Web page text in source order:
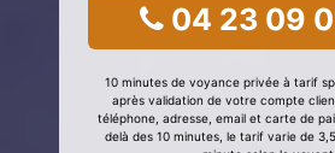
04 23 09
10 minutes de voyance privée à tarif
après validation de votre compte
téléphone, adresse, email et carte de
delà des 10 minutes, le tarif varie de